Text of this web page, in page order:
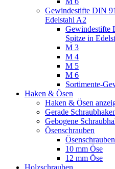
Gewindestifte DIN
Edelstahl A2
Gewindestifte
Spitze in
M 3
M 4
M 5
M 6
Sortimente-
Haken & Ösen
Haken & Ösen
Gerade
Gebogene
Ösenschrauben
10 mm Öse
12 mm Öse
Holzschrauben